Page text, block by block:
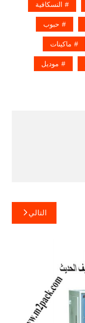
النسكافية
حبوب
ماكينات
موديل
التالي